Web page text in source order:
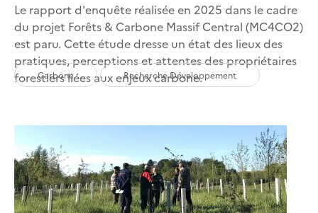
Le rapport d'enquête réalisée en 2025 dans le cadre
du projet Forêts & Carbone Massif Central (MC4CO2)
est paru. Cette étude dresse un état des lieux des
pratiques, perceptions et attentes des propriétaires
forestiers liées aux enjeux carbone.
Carbone Recherche Développement